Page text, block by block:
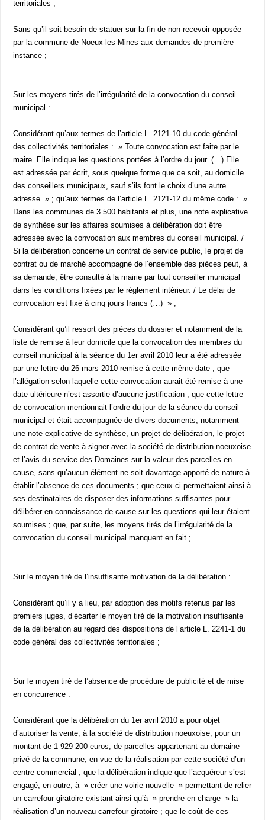
territoriales ;
Sans qu’il soit besoin de statuer sur la fin de non-recevoir opposée
par la commune de Noeux-les-Mines aux demandes de première
instance ;
Sur les moyens tirés de l’irrégularité de la convocation du conseil
municipal :
Considérant qu’aux termes de l’article L. 2121-10 du code général
des collectivités territoriales : » Toute convocation est faite par le
maire. Elle indique les questions portées à l’ordre du jour. (…) Elle
est adressée par écrit, sous quelque forme que ce soit, au domicile
des conseillers municipaux, sauf s’ils font le choix d’une autre
adresse » ; qu’aux termes de l’article L. 2121-12 du même code : »
Dans les communes de 3 500 habitants et plus, une note explicative
de synthèse sur les affaires soumises à délibération doit être
adressée avec la convocation aux membres du conseil municipal. /
Si la délibération concerne un contrat de service public, le projet de
contrat ou de marché accompagné de l’ensemble des pièces peut, à
sa demande, être consulté à la mairie par tout conseiller municipal
dans les conditions fixées par le règlement intérieur. / Le délai de
convocation est fixé à cinq jours francs (…) » ;
Considérant qu’il ressort des pièces du dossier et notamment de la
liste de remise à leur domicile que la convocation des membres du
conseil municipal à la séance du 1er avril 2010 leur a été adressée
par une lettre du 26 mars 2010 remise à cette même date ; que
l’allégation selon laquelle cette convocation aurait été remise à une
date ultérieure n’est assortie d’aucune justification ; que cette lettre
de convocation mentionnait l’ordre du jour de la séance du conseil
municipal et était accompagnée de divers documents, notamment
une note explicative de synthèse, un projet de délibération, le projet
de contrat de vente à signer avec la société de distribution noeuxoise
et l’avis du service des Domaines sur la valeur des parcelles en
cause, sans qu’aucun élément ne soit davantage apporté de nature à
établir l’absence de ces documents ; que ceux-ci permettaient ainsi à
ses destinataires de disposer des informations suffisantes pour
délibérer en connaissance de cause sur les questions qui leur étaient
soumises ; que, par suite, les moyens tirés de l’irrégularité de la
convocation du conseil municipal manquent en fait ;
Sur le moyen tiré de l’insuffisante motivation de la délibération :
Considérant qu’il y a lieu, par adoption des motifs retenus par les
premiers juges, d’écarter le moyen tiré de la motivation insuffisante
de la délibération au regard des dispositions de l’article L. 2241-1 du
code général des collectivités territoriales ;
Sur le moyen tiré de l’absence de procédure de publicité et de mise
en concurrence :
Considérant que la délibération du 1er avril 2010 a pour objet
d’autoriser la vente, à la société de distribution noeuxoise, pour un
montant de 1 929 200 euros, de parcelles appartenant au domaine
privé de la commune, en vue de la réalisation par cette société d’un
centre commercial ; que la délibération indique que l’acquéreur s’est
engagé, en outre, à » créer une voirie nouvelle » permettant de relier
un carrefour giratoire existant ainsi qu’à » prendre en charge » la
réalisation d’un nouveau carrefour giratoire ; que le coût de ces